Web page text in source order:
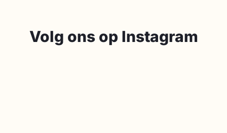
Volg ons op Instagram